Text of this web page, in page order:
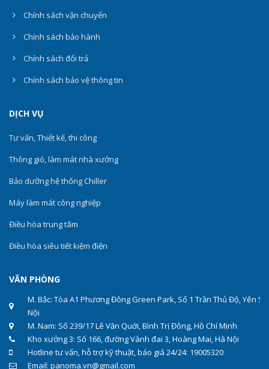
Chính sách vận chuyển
Chính sách bảo hành
Chính sách đổi trả
Chính sách bảo vệ thông tin
DỊCH VỤ
Tư vấn, Thiết kế, thi công
Thông gió, làm mát nhà xưởng
Bảo dưỡng hệ thống Chiller
Máy làm mát công nghiệp
Điều hòa trung tâm
Điều hòa siêu tiết kiệm điện
VĂN PHÒNG
M. Bắc: Tòa A1 Phương Đông Green Park, Số 1 Trần Thủ Độ, Yên
Nội
M. Nam: Số 239/17 Lê Văn Quới, Bình Trị Đông, Hồ Chí Minh
Kho xưởng 3: Số 166, đường Vành đai 3, Hoàng Mai, Hà Nội
Hotline tư vấn, hỗ trợ kỹ thuật, báo giá 24/24: 19005320
Email: panoma.vn@gmail.com